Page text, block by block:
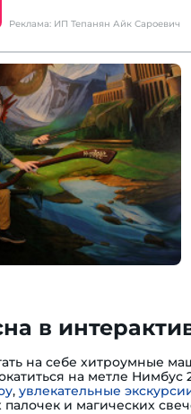
Реклама: ИП Тепанян Айк Сароевич
в
на себе хитроумные
на метле Нимбус
, увлекательные
и магических